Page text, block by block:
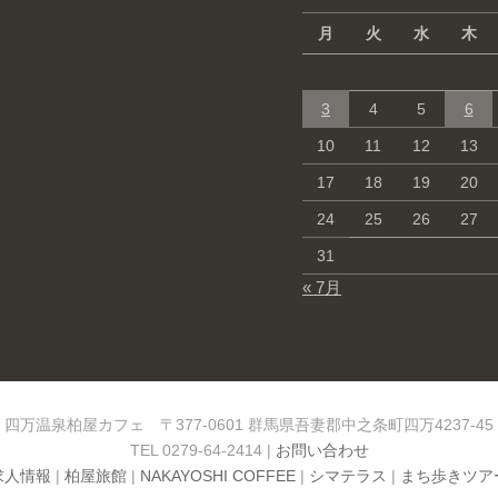
月 火 水 木
3 4 5 6
10 11 12 13
17 18 19 20
24 25 26 27
31
« 7月
四万温泉柏屋カフェ 〒377-0601 群馬県吾妻郡中之条町四万4237-45
TEL 0279-64-2414 | お問い合わせ
人情報 | 柏屋旅館 | NAKAYOSHI COFFEE | シマテラス | まち歩きツ